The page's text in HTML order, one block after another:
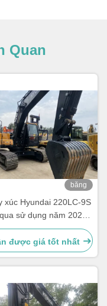
Quan
băng
xúc Hyundai 220LC-9S
sử dụng năm 2023,
22 tấn, gầu 1.05m³
được giá tốt nhất